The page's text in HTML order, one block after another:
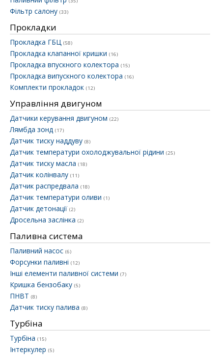
Фільтр салону (33)
Прокладки
Прокладка ГБЦ (58)
Прокладка клапанної кришки (16)
Прокладка впускного колектора (15)
Прокладка випускного колектора (16)
Комплекти прокладок (12)
Управління двигуном
Датчики керування двигуном (22)
Лямбда зонд (17)
Датчик тиску наддуву (8)
Датчик температури охолоджувальної рідини (25)
Датчик тиску масла (18)
Датчик колінвалу (11)
Датчик распредвала (18)
Датчик температури оливи (1)
Датчик детонації (2)
Дросельна заслінка (2)
Паливна система
Паливний насос (6)
Форсунки паливні (12)
Інші елементи паливної системи (7)
Кришка бензобаку (5)
ПНВТ (8)
Датчик тиску палива (8)
Турбіна
Турбіна (15)
Інтеркулер (5)